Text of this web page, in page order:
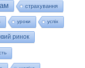
страхування
уроки успіх
ринок